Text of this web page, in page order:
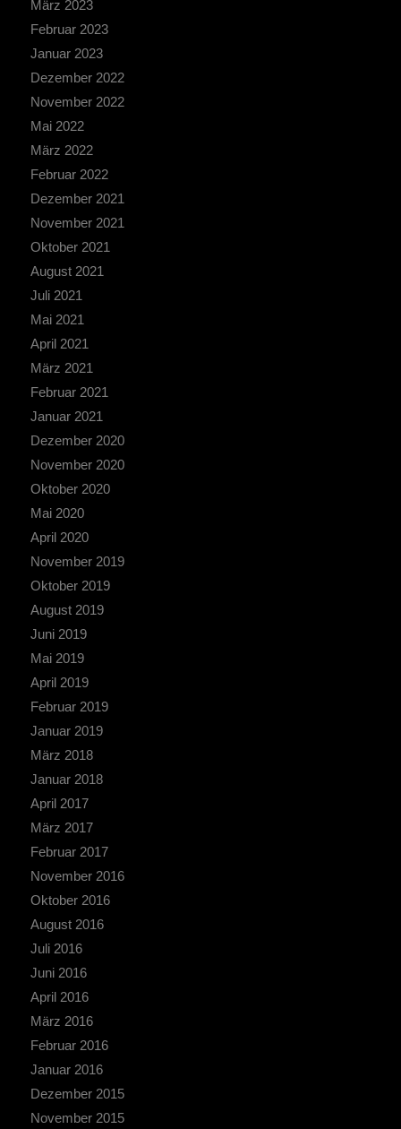
März 2023
Februar 2023
Januar 2023
Dezember 2022
November 2022
Mai 2022
März 2022
Februar 2022
Dezember 2021
November 2021
Oktober 2021
August 2021
Juli 2021
Mai 2021
April 2021
März 2021
Februar 2021
Januar 2021
Dezember 2020
November 2020
Oktober 2020
Mai 2020
April 2020
November 2019
Oktober 2019
August 2019
Juni 2019
Mai 2019
April 2019
Februar 2019
Januar 2019
März 2018
Januar 2018
April 2017
März 2017
Februar 2017
November 2016
Oktober 2016
August 2016
Juli 2016
Juni 2016
April 2016
März 2016
Februar 2016
Januar 2016
Dezember 2015
November 2015